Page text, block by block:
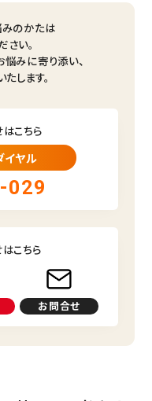
のかたは
さい。
みに寄り添い、
します。
こちら
イヤル
029
こちら
お問合せ